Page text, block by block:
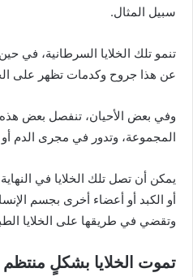
سبيل المثال.
تنمو تلك الخلايا السرطانية، في
عن هذا جروح وكدمات تظهر على
وفي بعض الأحيان، تنفصل بعض هذه
المجموعة، وتدور في مجرى الدم أو
يمكن أن تصل تلك الخلايا في
أو الكبد أو أعضاء أخرى بجسم
وتقضي في طريقها على الخلايا
تموت الخلايا بشكلٍ منتظم